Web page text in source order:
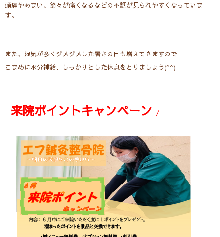
頭痛やめまい、節々が痛くなるなどの不調が見られやすくなっていま
す。
また、湿気が多くジメジメした暑さの日も増えてきますので
こまめに水分補給、しっかりとした休息をとりましょう(^^)
来院ポイントキャンペーン /